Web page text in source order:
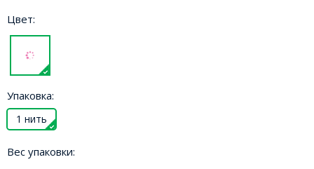
Цвет:
Упаковка:
1 нить
Вес упаковки: